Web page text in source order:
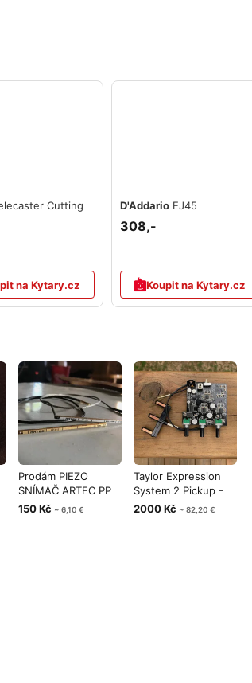
Cutting
na Kytary.cz
D'Addario EJ45
308,-
Koupit na Kytary.cz
Prodám PIEZO
SNÍMAČ ARTEC PP
617
150 Kč ~ 6,10 €
Taylor Expression
System 2 Pickup -
SLEVA !!
2000 Kč ~ 82,20 €